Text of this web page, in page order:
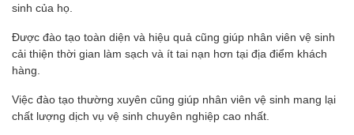
sinh của họ.
Được đào tạo toàn diện và hiệu quả cũng giúp nhân viên vệ sinh
cải thiện thời gian làm sạch và ít tai nạn hơn tại địa điểm khách
hàng.
Việc đào tạo thường xuyên cũng giúp nhân viên vệ sinh mang lại
chất lượng dịch vụ vệ sinh chuyên nghiệp cao nhất.